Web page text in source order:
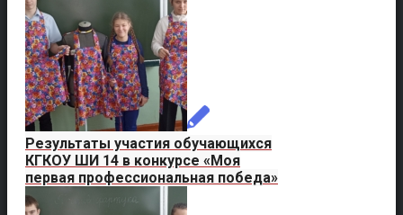
Результаты участия обучающихся
КГКОУ ШИ 14 в конкурсе «Моя
первая профессиональная победа»